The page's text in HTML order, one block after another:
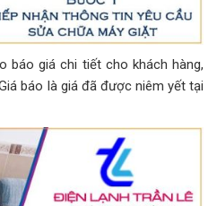
báo giá chi tiết cho khách hàng,
báo là giá đã được niêm yết tại